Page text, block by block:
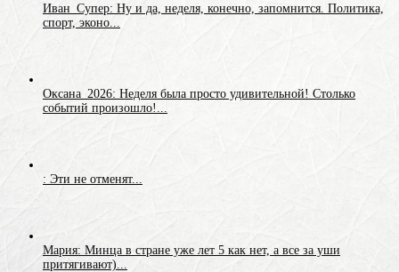
Иван_Супер: Ну и да, неделя, конечно, запомнится. Политика,
спорт, эконо...
Оксана_2026: Неделя была просто удивительной! Столько
событий произошло!...
: Эти не отменят...
Мария: Минца в стране уже лет 5 как нет, а все за уши
притягивают)...